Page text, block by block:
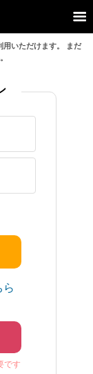
用いただけます。 まだ
ら
です